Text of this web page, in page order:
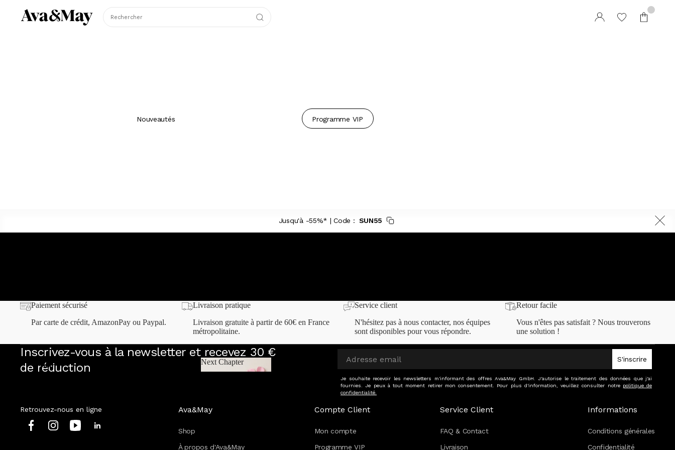
Rechercher
Nouveautés
Home
Mix & Match
Boutique VIP
Next Chapter
Programme VIP
Jusqu'à -55%* | Code : SUN55
Paiement sécurisé
Par carte de crédit, AmazonPay ou Paypal.
Livraison pratique
Livraison gratuite à partir de 60€ en France
métropolitaine.
Service client
N'hésitez pas à nous contacter, nos équipes
sont disponibles pour vous répondre.
Retour facile
Vous n'êtes pas satisfait ? Nous trouverons
une solution !
Inscrivez-vous à la newsletter et recevez 30 €
de réduction
S'inscrire
Je souhaite recevoir les newsletters m'informant des offres Ava&May GmbH. J'autorise le traitement des données que j'ai
fournies. Je peux à tout moment retirer mon consentement. Pour plus d'information, veuillez consulter notre politique de
confidentialité.
Retrouvez-nous en ligne Ava&May
Shop
À propos d'Ava&May
Compte Client
Mon compte
Programme VIP
Service Client
FAQ & Contact
Livraison
Informations
Conditions générales
Confidentialité